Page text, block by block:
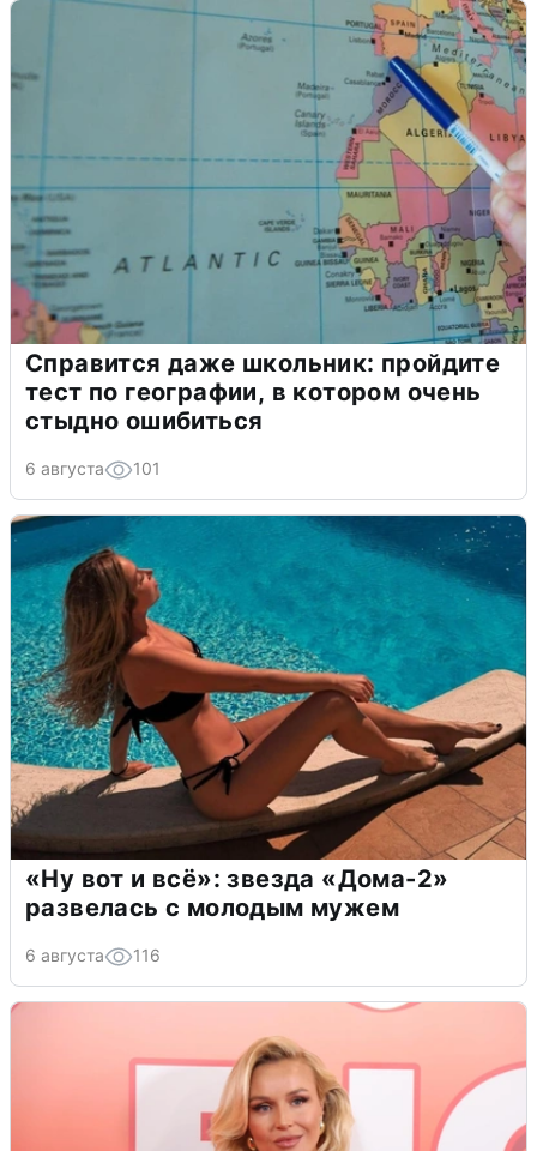
Справится даже школьник: пройдите
тест по географии, в котором очень
стыдно ошибиться
6 августа 101
«Ну вот и всё»: звезда «Дома-2»
развелась с молодым мужем
6 августа 116